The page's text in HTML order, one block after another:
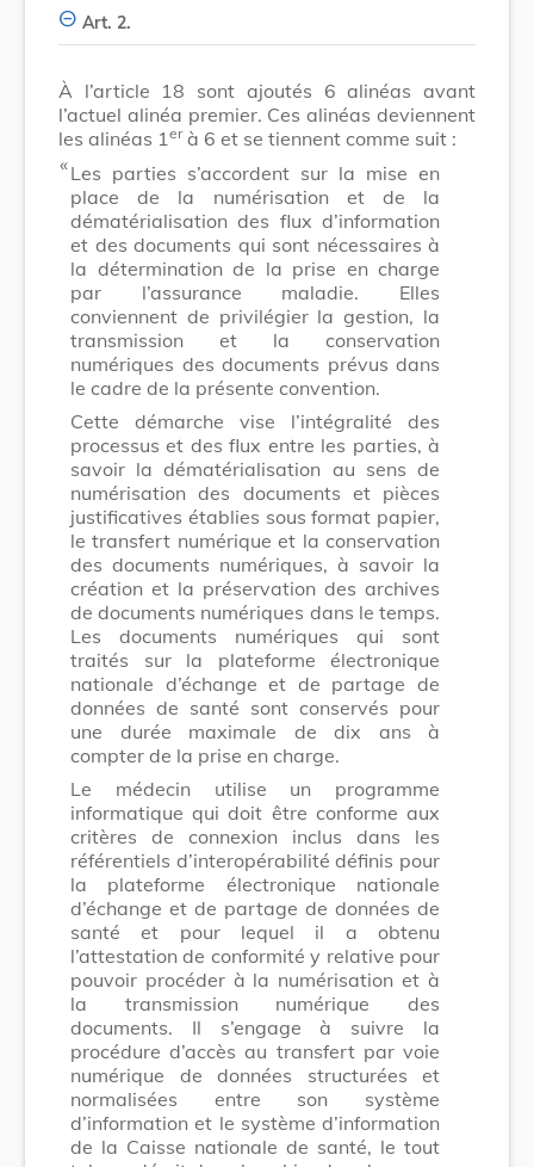
Art. 2.
À l’article 18 sont ajoutés 6 alinéas avant
l’actuel alinéa premier. Ces alinéas deviennent
les alinéas 1 erà 6 et se tiennent comme suit :
​ «Les parties s’accordent sur la mise en
place de la numérisation et de la
dématérialisation des flux d’information
et des documents qui sont nécessaires à
la détermination de la prise en charge
par l’assurance maladie. Elles
conviennent de privilégier la gestion, la
transmission et la conservation
numériques des documents prévus dans
le cadre de la présente convention.
Cette démarche vise l’intégralité des
processus et des flux entre les parties, à
savoir la dématérialisation au sens de
numérisation des documents et pièces
justificatives établies sous format papier,
le transfert numérique et la conservation
des documents numériques, à savoir la
création et la préservation des archives
de documents numériques dans le temps.
Les documents numériques qui sont
traités sur la plateforme électronique
nationale d’échange et de partage de
données de santé sont conservés pour
une durée maximale de dix ans à
compter de la prise en charge.
Le médecin utilise un programme
informatique qui doit être conforme aux
critères de connexion inclus dans les
référentiels d’interopérabilité définis pour
la plateforme électronique nationale
d’échange et de partage de données de
santé et pour lequel il a obtenu
l’attestation de conformité y relative pour
pouvoir procéder à la numérisation et à
la transmission numérique des
documents. Il s’engage à suivre la
procédure d’accès au transfert par voie
numérique de données structurées et
normalisées entre son système
d’information et le système d’information
de la Caisse nationale de santé, le tout